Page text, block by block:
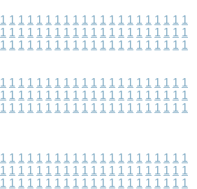
1 1 1 1 1 1 1 1 1 1 1 1 1 1 1 1 1 1 1 1 1
1 1 1 1 1 1 1 1 1 1 1 1 1 1 1 1 1 1 1 1 1
1 1 1 1 1 1 1 1 1 1 1 1 1 1 1 1 1 1 1 1 1
1 1 1 1 1 1 1 1 1 1 1 1 1 1 1 1 1 1 1 1 1
1 1 1 1 1 1 1 1 1 1 1 1 1 1 1 1 1 1 1 1 1
1 1 1 1 1 1 1 1 1 1 1 1 1 1 1 1 1 1 1 1 1
1 1 1 1 1 1 1 1 1 1 1 1 1 1 1 1 1 1 1 1 1
1 1 1 1 1 1 1 1 1 1 1 1 1 1 1 1 1 1 1 1 1
1 1 1 1 1 1 1 1 1 1 1 1 1 1 1 1 1 1 1 1 1